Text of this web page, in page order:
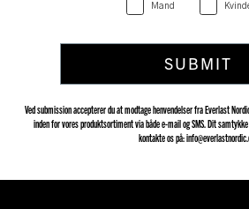
Mand
SUBMIT
Ved submission accepterer du at modtage henvendelser fra Everlast
inden for vores produktsortiment via både e-mail og SMS. Dit
kontakte os på: